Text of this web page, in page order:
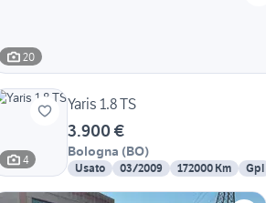
20
4
Yaris 1.8 TS
3.900 €
Bologna (BO)
Usato 03/2009 172000 Km Gpl